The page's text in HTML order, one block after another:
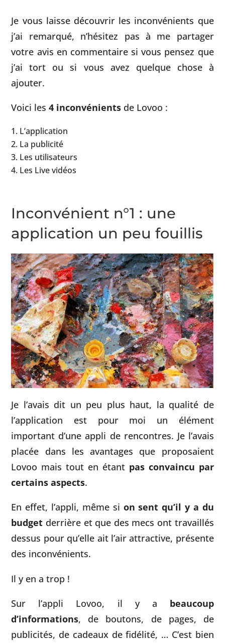
Je vous laisse découvrir les inconvénients que
j’ai remarqué, n’hésitez pas à me partager
votre avis en commentaire si vous pensez que
j’ai tort ou si vous avez quelque chose à
ajouter.
Voici les4 inconvénients de Lovoo :
L’application
La publicité
Les utilisateurs
Les Live vidéos
Inconvénient n°1 : une
application un peu fouillis
Je l’avais dit un peu plus haut, la qualité de
l’application est pour moi un élément
important d’une appli de rencontres. Je l’avais
placée dans les avantages que proposaient
Lovoo mais tout en étant pas convaincu par
certains aspects.
En effet, l’appli, même si on sent qu’il y a du
budget derrière et que des mecs ont travaillés
dessus pour qu’elle ait l’air attractive, présente
des inconvénients.
Il y en a trop !
Sur l’appli Lovoo, il y a beaucoup
d’informations, de boutons, de pages, de
publicités, de cadeaux de fidélité, … C’est bien